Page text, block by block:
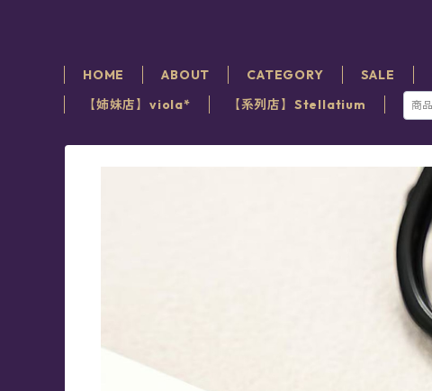
HOME ABOUT CATEGORY SALE
【姉妹店】viola*
【系列店】Stellatium